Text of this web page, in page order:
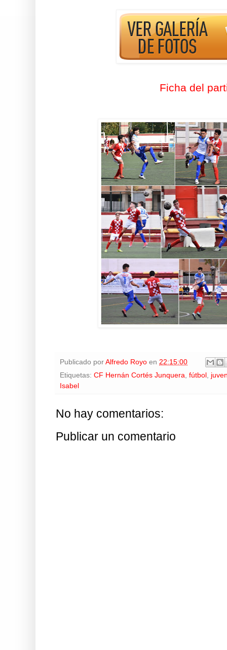
Ficha del
Publicado por Alfredo Royo en 22:15:00
Etiquetas: CF Hernán Cortés Junquera, fútbol ,
Isabel
No hay comentarios:
Publicar un comentario